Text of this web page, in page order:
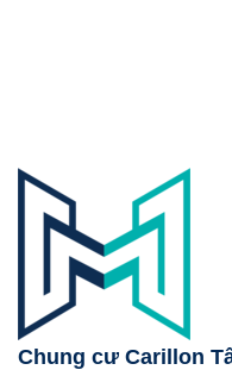
Chung cư Carillon